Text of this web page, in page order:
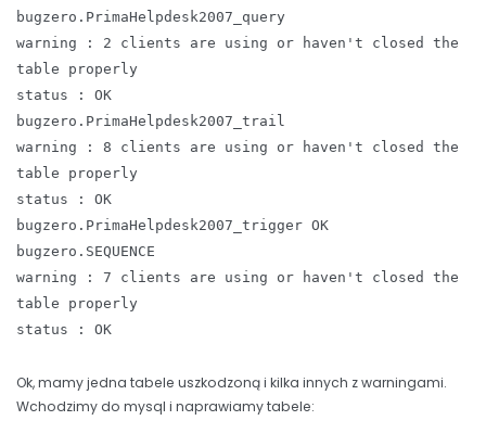
bugzero.PrimaHelpdesk2007_query
warning : 2 clients are using or haven't closed the
table properly
status : OK
bugzero.PrimaHelpdesk2007_trail
warning : 8 clients are using or haven't closed the
table properly
status : OK
bugzero.PrimaHelpdesk2007_trigger OK
bugzero.SEQUENCE
warning : 7 clients are using or haven't closed the
table properly
status : OK
Ok, mamy jedna tabele uszkodzoną i kilka innych z warningami.
Wchodzimy do mysql i naprawiamy tabele: